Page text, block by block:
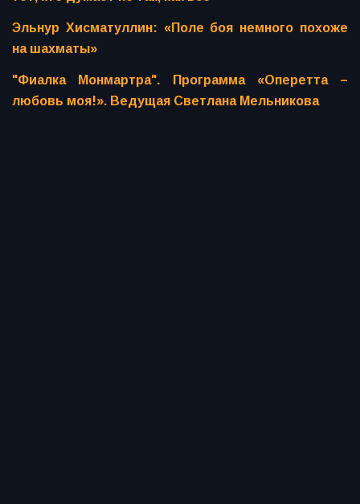
Эльнур Хисматуллин: «Поле боя немного похоже
на шахматы»
"Фиалка Монмартра". Программа «Оперетта –
любовь моя!». Ведущая Светлана Мельникова